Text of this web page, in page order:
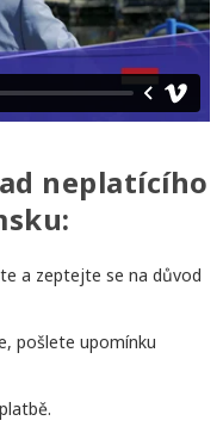
neplatícího
a zeptejte se na důvod
pošlete upomínku